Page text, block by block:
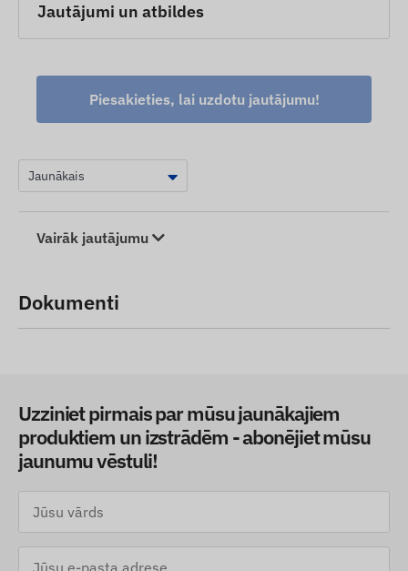
Jautājumi un atbildes
Piesakieties, lai uzdotu jautājumu!
Vairāk jautājumu
Dokumenti
Uzziniet pirmais par mūsu jaunākajiem
produktiem un izstrādēm - abonējiet mūsu
jaunumu vēstuli!